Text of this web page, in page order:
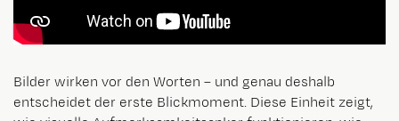
Bilder wirken vor den Worten – und genau deshalb
entscheidet der erste Blickmoment. Diese Einheit zeigt,